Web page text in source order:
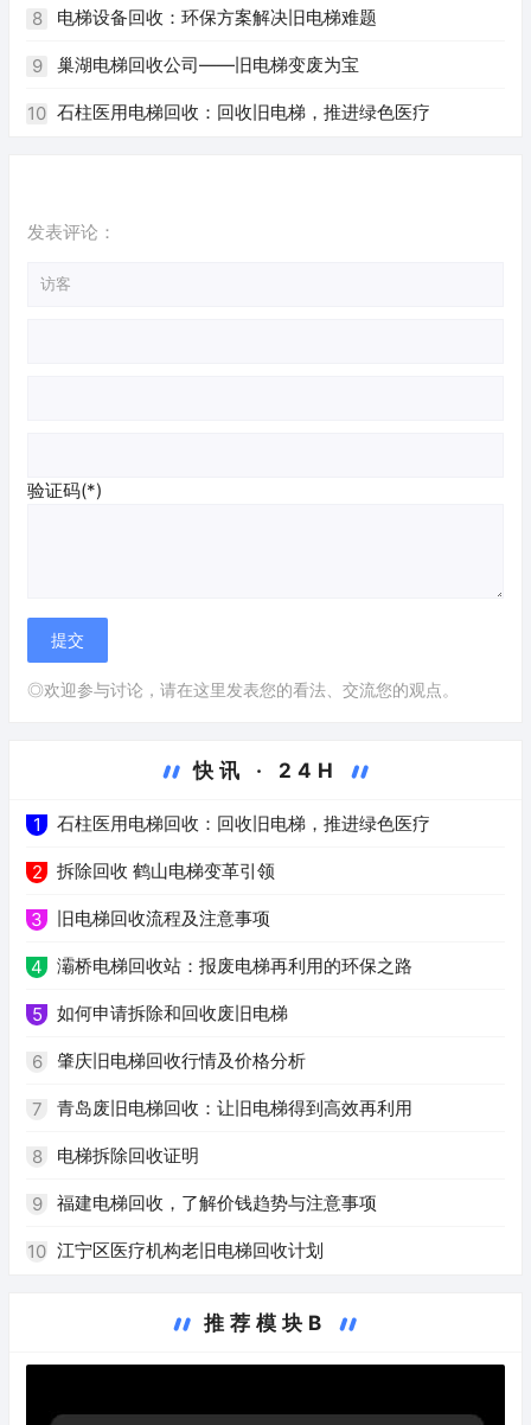
8 电梯设备回收：环保方案解决旧电梯难题
9 巢湖电梯回收公司——旧电梯变废为宝
10 石柱医用电梯回收：回收旧电梯，推进绿色医疗
发表评论：
验证码(*)
◎欢迎参与讨论，请在这里发表您的看法、交流您的观点。
快讯 · 24H
1 石柱医用电梯回收：回收旧电梯，推进绿色医疗
2 拆除回收 鹤山电梯变革引领
3 旧电梯回收流程及注意事项
4 灞桥电梯回收站：报废电梯再利用的环保之路
5 如何申请拆除和回收废旧电梯
6 肇庆旧电梯回收行情及价格分析
7 青岛废旧电梯回收：让旧电梯得到高效再利用
8 电梯拆除回收证明
9 福建电梯回收，了解价钱趋势与注意事项
10 江宁区医疗机构老旧电梯回收计划
推荐模块B